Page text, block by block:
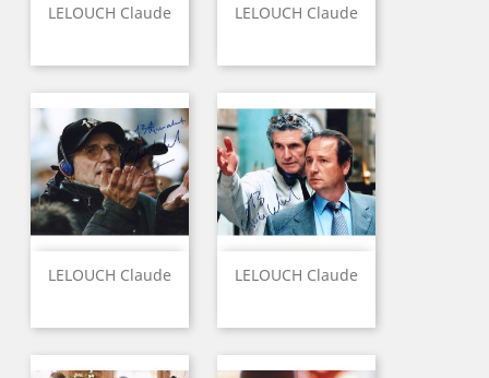
LELOUCH Claude LELOUCH Claude
LELOUCH Claude LELOUCH Claude